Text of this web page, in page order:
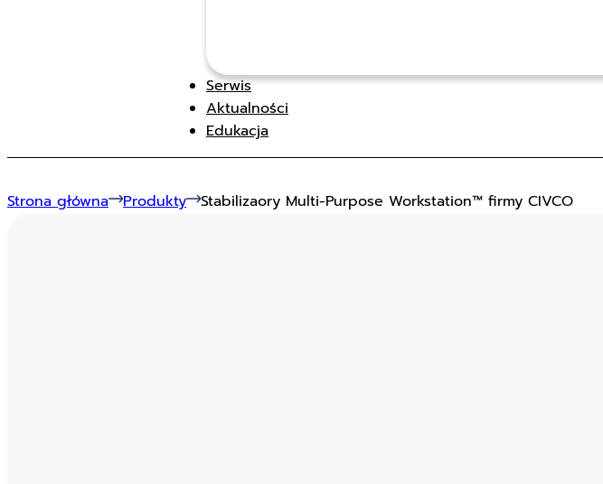
Serwis
Aktualności
Edukacja
Strona główna Produkty Stabilizaory Multi-Purpose Workstation™ firmy CIVCO